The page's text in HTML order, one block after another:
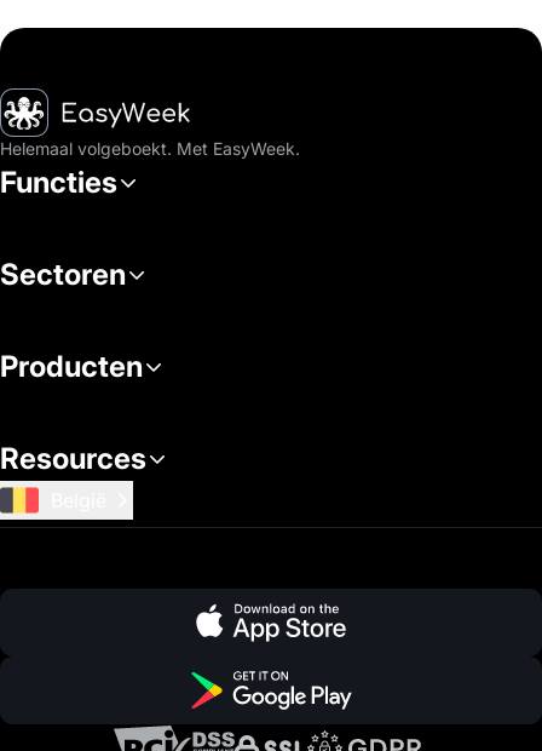
Startpagina
Helemaal volgeboekt. Met EasyWeek.
Functies
Sectoren
Producten
Resources